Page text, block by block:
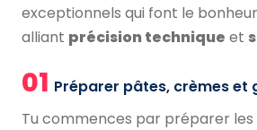
exceptionnels qui font le
alliant précision technique et
01 Préparer pâtes, crèmes et
Tu commences par préparer les